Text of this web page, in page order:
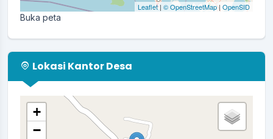
Leaflet| © OpenStreetMap| OpenSID
Buka peta
Lokasi Kantor Desa
+
−